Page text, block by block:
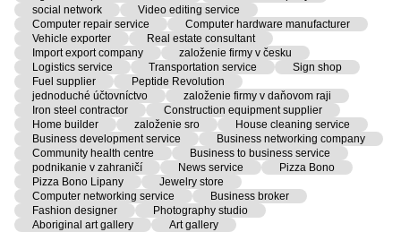
social network
Video editing service
Computer repair service
Computer hardware manufacturer
Vehicle exporter
Real estate consultant
Import export company
založenie firmy v česku
Logistics service
Transportation service
Sign shop
Fuel supplier
Peptide Revolution
jednoduché účtovníctvo
založenie firmy v daňovom raji
Iron steel contractor
Construction equipment supplier
Home builder
založenie sro
House cleaning service
Business development service
Business networking company
Community health centre
Business to business service
podnikanie v zahraničí
News service
Pizza Bono
Pizza Bono Lipany
Jewelry store
Computer networking service
Business broker
Fashion designer
Photography studio
Aboriginal art gallery
Art gallery